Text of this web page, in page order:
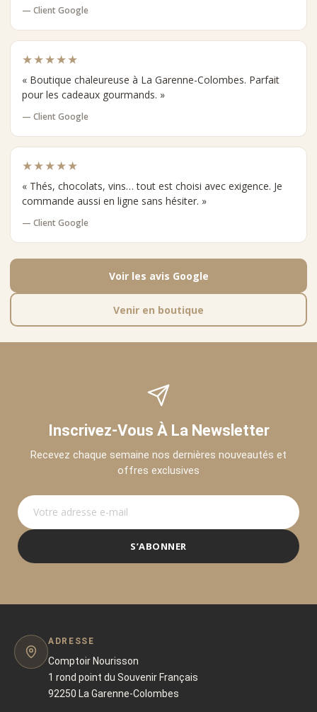
— Client Google
★★★★★
« Boutique chaleureuse à La Garenne-Colombes. Parfait
pour les cadeaux gourmands. »
— Client Google
★★★★★
« Thés, chocolats, vins… tout est choisi avec exigence. Je
commande aussi en ligne sans hésiter. »
— Client Google
Voir les avis Google
Venir en boutique
Inscrivez-Vous À La Newsletter
Recevez chaque semaine nos dernières nouveautés et
offres exclusives
S’ABONNER
ADRESSE
Comptoir Nourisson
1 rond point du Souvenir Français
92250 La Garenne-Colombes